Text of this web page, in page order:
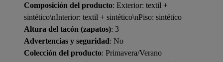
Composición del producto: Exterior: textil +
sintético\nInterior: textil + sintético\nPiso: sintético
Altura del tacón (zapatos): 3
Advertencias y seguridad: No
Colección del producto: Primavera/Verano